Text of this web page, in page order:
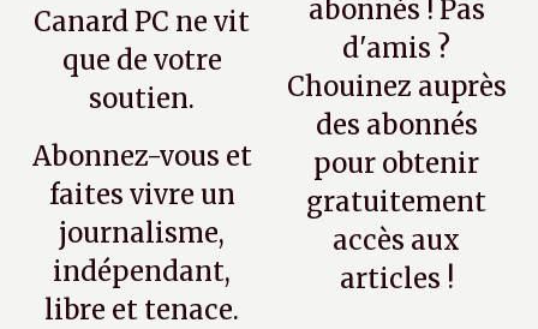
Canard PC ne vit
que de votre
soutien.
Abonnez-vous et
faites vivre un
journalisme,
indépendant,
libre et tenace.
abonnés ! Pas
d'amis ?
Chouinez auprès
des abonnés
pour obtenir
gratuitement
accès aux
articles !